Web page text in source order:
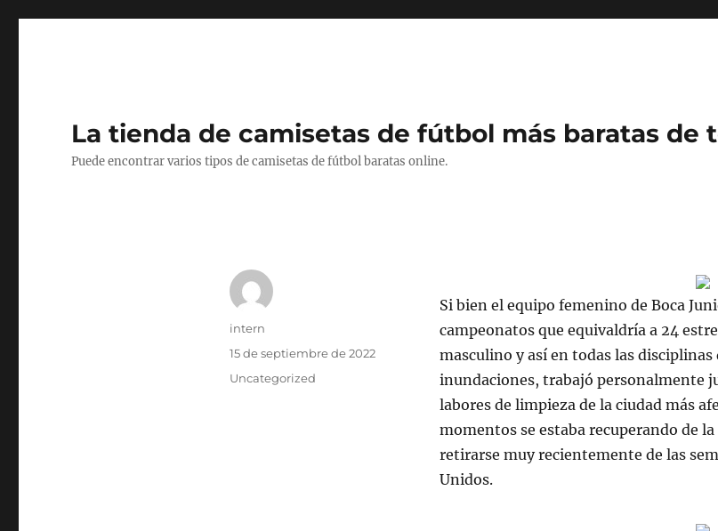
La tienda de camisetas de fútbol más baratas de
Puede encontrar varios tipos de camisetas de fútbol baratas online.
Si bien el equipo femenino de Boca
campeonatos que equivaldría a 24
masculino y así en todas las
inundaciones, trabajó personalmente
labores de limpieza de la ciudad más
momentos se estaba recuperando de
retirarse muy recientemente de las
Unidos.
Autor
intern
Publicado
15 de septiembre de 2022
Categorías
Uncategorized